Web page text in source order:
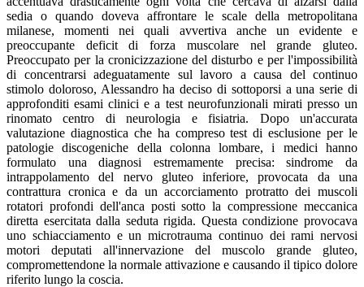
sedia o quando doveva affrontare le scale della metropolitana
milanese, momenti nei quali avvertiva anche un evidente e
preoccupante deficit di forza muscolare nel grande gluteo.
Preoccupato per la cronicizzazione del disturbo e per l'impossibilità
di concentrarsi adeguatamente sul lavoro a causa del continuo
stimolo doloroso, Alessandro ha deciso di sottoporsi a una serie di
approfonditi esami clinici e a test neurofunzionali mirati presso un
rinomato centro di neurologia e fisiatria. Dopo un'accurata
valutazione diagnostica che ha compreso test di esclusione per le
patologie discogeniche della colonna lombare, i medici hanno
formulato una diagnosi estremamente precisa: sindrome da
intrappolamento del nervo gluteo inferiore, provocata da una
contrattura cronica e da un accorciamento protratto dei muscoli
rotatori profondi dell'anca posti sotto la compressione meccanica
diretta esercitata dalla seduta rigida. Questa condizione provocava
uno schiacciamento e un microtrauma continuo dei rami nervosi
motori deputati all'innervazione del muscolo grande gluteo,
compromettendone la normale attivazione e causando il tipico dolore
riferito lungo la coscia.